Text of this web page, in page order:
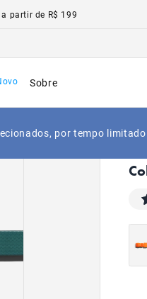
partir de R$ 199
Sobre
por tempo